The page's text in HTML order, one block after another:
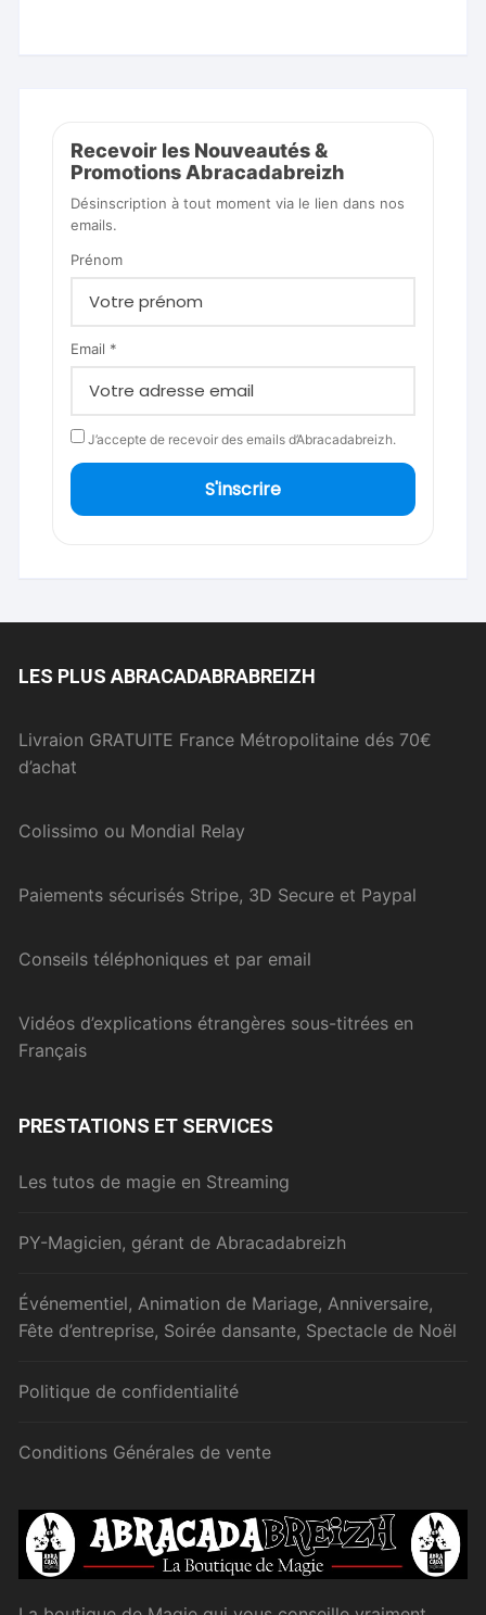
Recevoir les Nouveautés &
Promotions Abracadabreizh
Désinscription à tout moment via le lien dans nos
emails.
Prénom
Email *
J’accepte de recevoir des emails d’Abracadabreizh.
S'inscrire
LES PLUS ABRACADABRABREIZH
Livraion GRATUITE France Métropolitaine dés 70€
d’achat
Colissimo ou Mondial Relay
Paiements sécurisés Stripe, 3D Secure et Paypal
Conseils téléphoniques et par email
Vidéos d’explications étrangères sous-titrées en
Français
PRESTATIONS ET SERVICES
Les tutos de magie en Streaming
PY-Magicien, gérant de Abracadabreizh
Événementiel, Animation de Mariage, Anniversaire,
Fête d’entreprise, Soirée dansante, Spectacle de Noël
Politique de confidentialité
Conditions Générales de vente